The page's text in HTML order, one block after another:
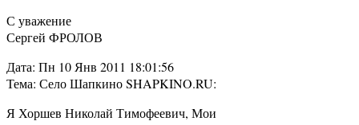
С уважение
Сергей ФРОЛОВ
Дата: Пн 10 Янв 2011 18:01:56
Тема: Село Шапкино SHAPKINO.RU:
Я Хоршев Николай Тимофеевич, Мои